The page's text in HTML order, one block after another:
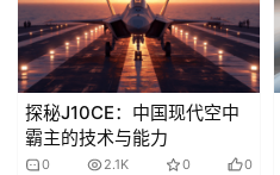
探秘J10CE：中国现代空中
霸主的技术与能力
0 2.1K 0 0